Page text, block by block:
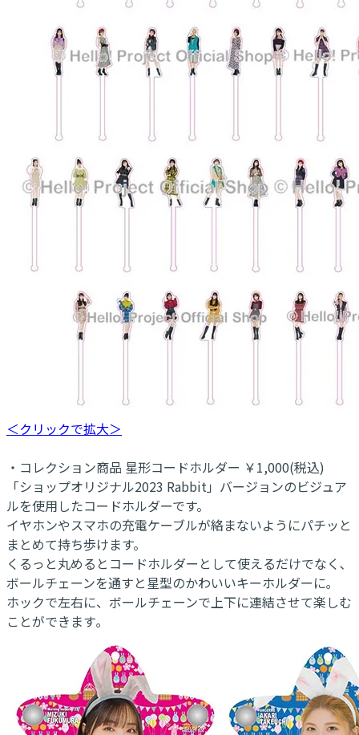
＜クリックで拡大＞
・コレクション商品 星形コードホルダー ￥1,000(税込)
「ショップオリジナル2023 Rabbit」バージョンのビジュア
ルを使用したコードホルダーです。
イヤホンやスマホの充電ケーブルが絡まないようにパチッと
まとめて持ち歩けます。
くるっと丸めるとコードホルダーとして使えるだけでなく､
ボールチェーンを通すと星型のかわいいキーホルダーに｡
ホックで左右に、ボールチェーンで上下に連結させて楽しむ
ことができます｡